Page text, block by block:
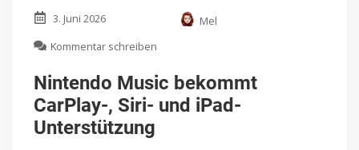
3. Juni 2026
Mel
Kommentar schreiben
Music
bekommt
CarPlay-,
Nintendo Music bekommt
CarPlay-, Siri- und iPad-
Unterstützung